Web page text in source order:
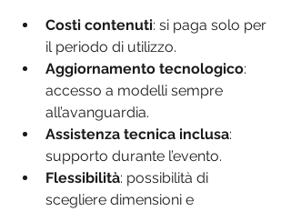
Costi contenuti: si paga solo per
il periodo di utilizzo.
Aggiornamento tecnologico:
accesso a modelli sempre
all’avanguardia.
Assistenza tecnica inclusa:
supporto durante l’evento.
Flessibilità: possibilità di
scegliere dimensioni e